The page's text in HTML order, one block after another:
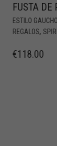
FUSTA DE
ESTILO GAUCHO
REGALOS,
€118.00